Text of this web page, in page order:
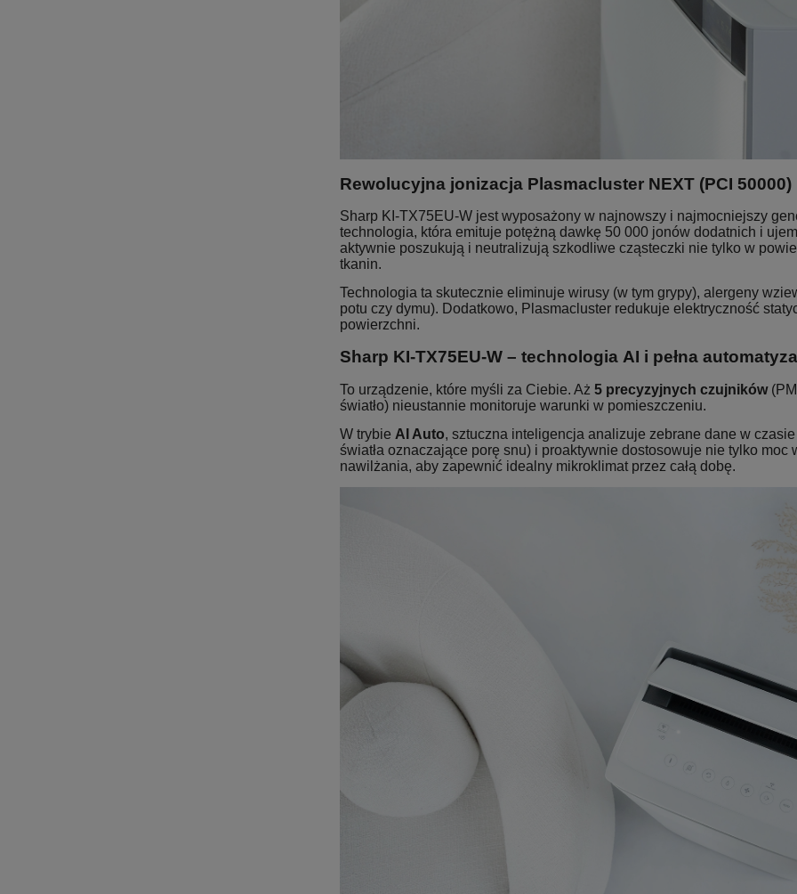
Rewolucyjna jonizacja Plasmacluster NEXT (PCI 50000)
Sharp KI-TX75EU-W jest wyposażony w najnowszy i najmocniejszy
technologia, która emituje potężną dawkę 50 000 jonów dodatnich i
aktywnie poszukują i neutralizują szkodliwe cząsteczki nie tylko w
tkanin.
Technologia ta skutecznie eliminuje wirusy (w tym grypy), alergeny
potu czy dymu). Dodatkowo, Plasmacluster redukuje elektryczność
powierzchni.
Sharp KI-TX75EU-W – technologia AI i pełna
To urządzenie, które myśli za Ciebie. Aż 5 precyzyjnych czujników
światło) nieustannie monitoruje warunki w pomieszczeniu.
W trybie AI Auto, sztuczna inteligencja analizuje zebrane dane w
światła oznaczające porę snu) i proaktywnie dostosowuje nie tylko
nawilżania, aby zapewnić idealny mikroklimat przez całą dobę.